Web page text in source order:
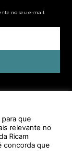
no seu e-mail.
que
relevante no
Ricam
concorda que